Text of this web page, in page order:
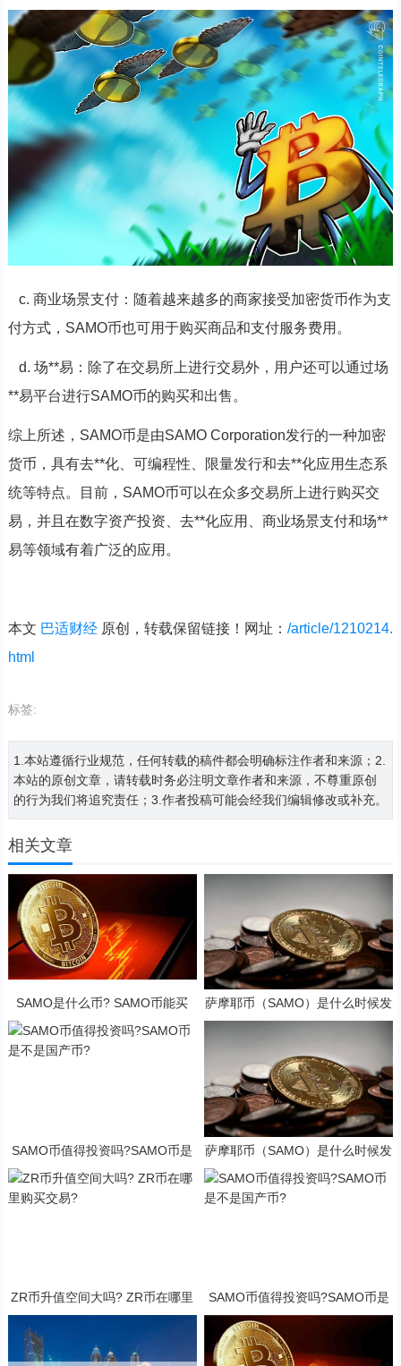
c. 商业场景支付：随着越来越多的商家接受加密货币作为支
付方式，SAMO币也可用于购买商品和支付服务费用。
d. 场**易：除了在交易所上进行交易外，用户还可以通过场
**易平台进行SAMO币的购买和出售。
综上所述，SAMO币是由SAMO Corporation发行的一种加密
货币，具有去**化、可编程性、限量发行和去**化应用生态系
统等特点。目前，SAMO币可以在众多交易所上进行购买交
易，并且在数字资产投资、去**化应用、商业场景支付和场**
易等领域有着广泛的应用。
本文 巴适财经原创，转载保留链接！网址： /article/1210214.
html
标签:
1.本站遵循行业规范，任何转载的稿件都会明确标注作者和来源；2.
本站的原创文章，请转载时务必注明文章作者和来源，不尊重原创
的行为我们将追究责任；3.作者投稿可能会经我们编辑修改或补充。
相关文章
SAMO是什么币? SAMO币能买
萨摩耶币（SAMO）是什么时候发
行的？SAMO币可以做什么？
SAMO币值得投资吗?SAMO币是
萨摩耶币（SAMO）是什么时候发
ZR币升值空间大吗? ZR币在哪里
购买交易?
SAMO币值得投资吗?SAMO币是
不是国产币?